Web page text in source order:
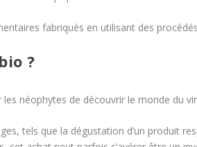
fabriqués en utilisant des
?
les néophytes de découvrir le monde du
tels que la dégustation d’un produit